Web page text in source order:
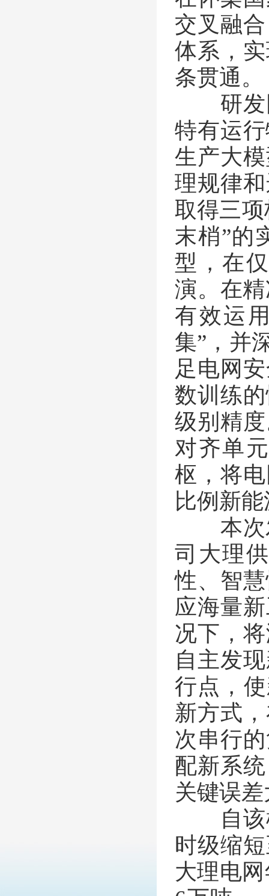
交叉融
体系，
条贯通。
研发团
特有运
生产大
理规律
取得三
末梢”的
型，在
演。在
有效运
集”，并
足电网
数训练
级别精
对齐单
枢，将
比例新
本次发
司大理
性、智
应海量
况下，
自主发
行点，
新方式
次串行
配新系
关键误
自该模
时级缩
大理电